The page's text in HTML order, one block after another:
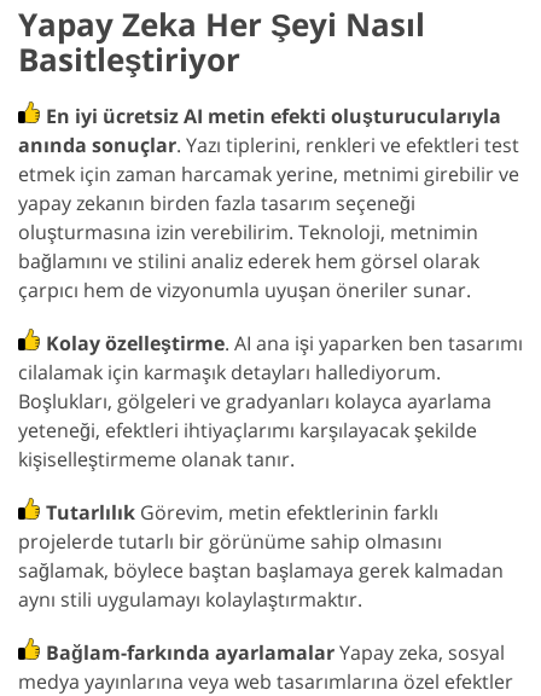
Yapay Zeka Her Şeyi Nasıl
Basitleştiriyor
En iyi ücretsiz AI metin efekti oluşturucularıyla
anında sonuçlar. Yazı tiplerini, renkleri ve efektleri test
etmek için zaman harcamak yerine, metnimi girebilir ve
yapay zekanın birden fazla tasarım seçeneği
oluşturmasına izin verebilirim. Teknoloji, metnimin
bağlamını ve stilini analiz ederek hem görsel olarak
çarpıcı hem de vizyonumla uyuşan öneriler sunar.
Kolay özelleştirme. AI ana işi yaparken ben tasarımı
cilalamak için karmaşık detayları hallediyorum.
Boşlukları, gölgeleri ve gradyanları kolayca ayarlama
yeteneği, efektleri ihtiyaçlarımı karşılayacak şekilde
kişiselleştirmeme olanak tanır.
Tutarlılık Görevim, metin efektlerinin farklı
projelerde tutarlı bir görünüme sahip olmasını
sağlamak, böylece baştan başlamaya gerek kalmadan
aynı stili uygulamayı kolaylaştırmaktır.
Bağlam-farkında ayarlamalarYapay zeka, sosyal
medya yayınlarına veya web tasarımlarına özel efektler